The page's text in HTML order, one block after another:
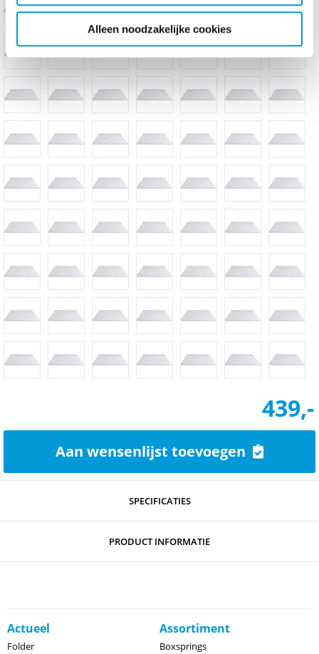
Alleen noodzakelijke cookies
439,-
Aan wensenlijst toevoegen
SPECIFICATIES
PRODUCT INFORMATIE
Actueel
Folder
Assortiment
Boxsprings